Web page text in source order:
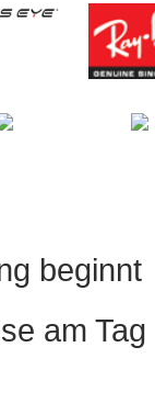
beginnt
am